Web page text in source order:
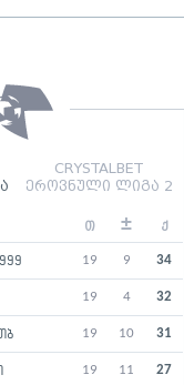
CRYSTALBET
ეროვნული ლიგა 2
თ ± ქ
19 9 34
19 4 32
19 10 31
19 11 27